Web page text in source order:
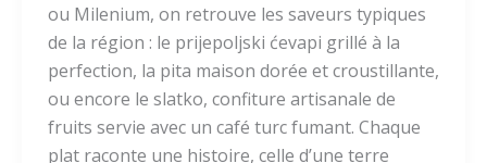
ou Milenium, on retrouve les saveurs typiques
de la région : le prijepoljski ćevapi grillé à la
perfection, la pita maison dorée et croustillante,
ou encore le slatko, confiture artisanale de
fruits servie avec un café turc fumant. Chaque
plat raconte une histoire, celle d’une terre